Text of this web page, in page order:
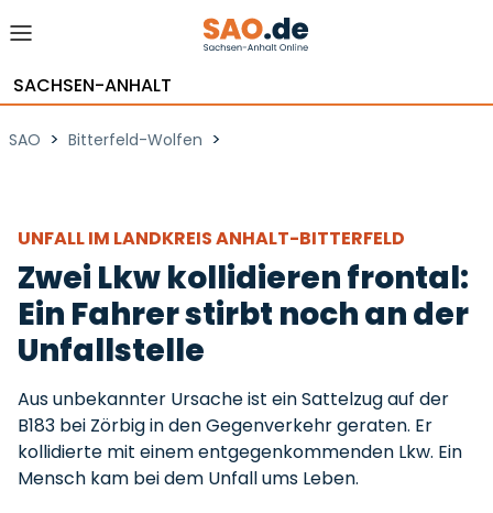
SACHSEN-ANHALT
SAO > Bitterfeld-Wolfen >
UNFALL IM LANDKREIS ANHALT-BITTERFELD
Zwei Lkw kollidieren frontal:
Ein Fahrer stirbt noch an der
Unfallstelle
Aus unbekannter Ursache ist ein Sattelzug auf der
B183 bei Zörbig in den Gegenverkehr geraten. Er
kollidierte mit einem entgegenkommenden Lkw. Ein
Mensch kam bei dem Unfall ums Leben.